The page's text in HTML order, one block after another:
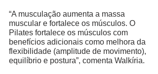
“A musculação aumenta a massa
muscular e fortalece os músculos. O
Pilates fortalece os músculos com
benefícios adicionais como melhora da
flexibilidade (amplitude de movimento),
equilíbrio e postura”, comenta Walkíria.